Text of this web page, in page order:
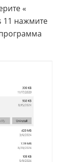
«
11 нажмите